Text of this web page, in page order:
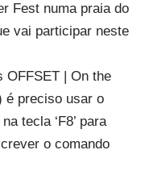
Fest numa praia do
vai participar neste
OFFSET | On the
é preciso usar o
tecla ‘F8’ para
o comando